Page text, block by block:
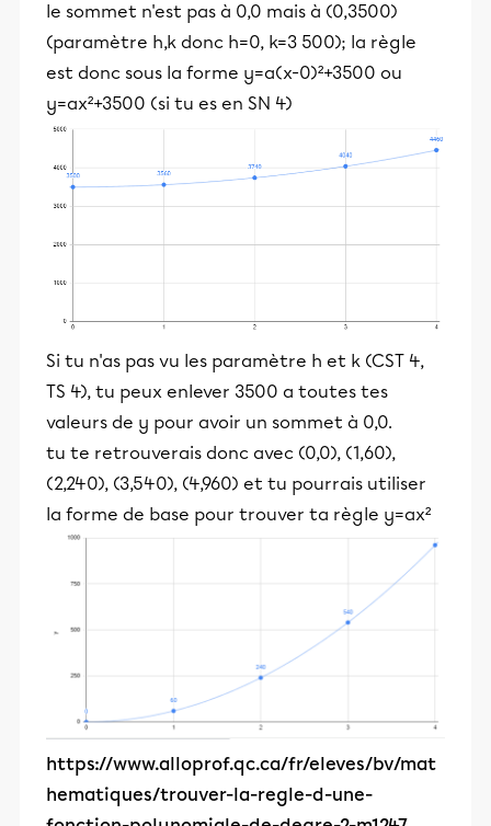
le sommet n'est pas à 0,0 mais à (0,3500)
(paramètre h,k donc h=0, k=3 500); la règle
est donc sous la forme y=a(x-0)²+3500 ou
y=ax²+3500 (si tu es en SN 4)
Si tu n'as pas vu les paramètre h et k (CST 4,
TS 4), tu peux enlever 3500 a toutes tes
valeurs de y pour avoir un sommet à 0,0.
tu te retrouverais donc avec (0,0), (1,60),
(2,240), (3,540), (4,960) et tu pourrais utiliser
la forme de base pour trouver ta règle y=ax²
https://www.alloprof.qc.ca/fr/eleves/bv/mat
hematiques/trouver-la-regle-d-une-